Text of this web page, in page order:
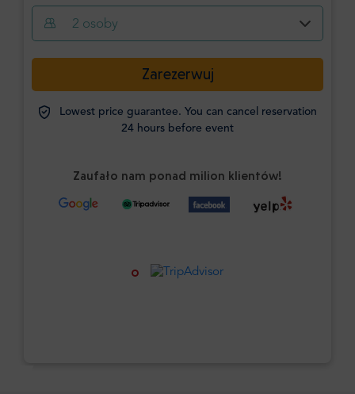
2 osoby
Zarezerwuj
Lowest price guarantee. You can cancel reservation
24 hours before event
Zaufało nam ponad milion klientów!